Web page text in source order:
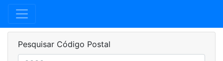
Pesquisar Código Postal